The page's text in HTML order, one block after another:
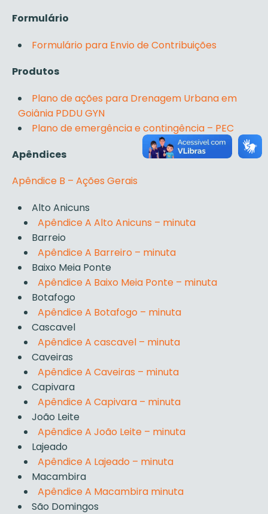
Formulário
Formulário para Envio de Contribuições
Produtos
Plano de ações para Drenagem Urbana em
Goiânia PDDU GYN
Plano de emergência e contingência – PEC
Apêndices
Apêndice B – Ações Gerais
Alto Anicuns
Apêndice A Alto Anicuns – minuta
Barreio
Apêndice A Barreiro – minuta
Baixo Meia Ponte
Apêndice A Baixo Meia Ponte – minuta
Botafogo
Apêndice A Botafogo – minuta
Cascavel
Apêndice A cascavel – minuta
Caveiras
Apêndice A Caveiras – minuta
Capivara
Apêndice A Capivara – minuta
João Leite
Apêndice A João Leite – minuta
Lajeado
Apêndice A Lajeado – minuta
Macambira
Apêndice A Macambira minuta
São Domingos